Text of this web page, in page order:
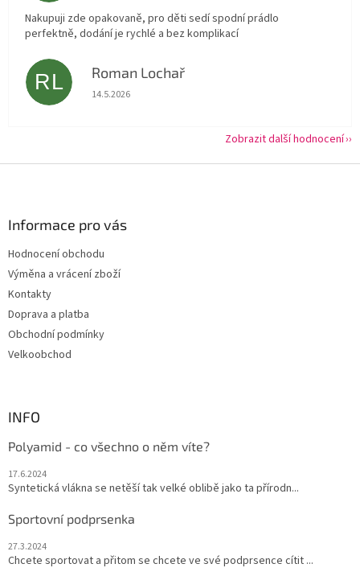
Nakupuji zde opakovaně, pro děti sedí spodní prádlo
perfektně, dodání je rychlé a bez komplikací
RL Roman Lochař
Hodnocení obchodu je 5 z 5 hvězdiček.
14.5.2026
Zobrazit další hodnocení
Informace pro vás
Hodnocení obchodu
Výměna a vrácení zboží
Kontakty
Doprava a platba
Obchodní podmínky
Velkoobchod
INFO
Polyamid - co všechno o něm víte?
17.6.2024
Syntetická vlákna se netěší tak velké oblibě jako ta přírodn...
Sportovní podprsenka
27.3.2024
Chcete sportovat a přitom se chcete ve své podprsence cítit ...